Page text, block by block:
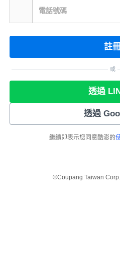
電話號碼
註
或
透過
透過
繼續即表示您同意酷澎的
©Coupang Taiwan